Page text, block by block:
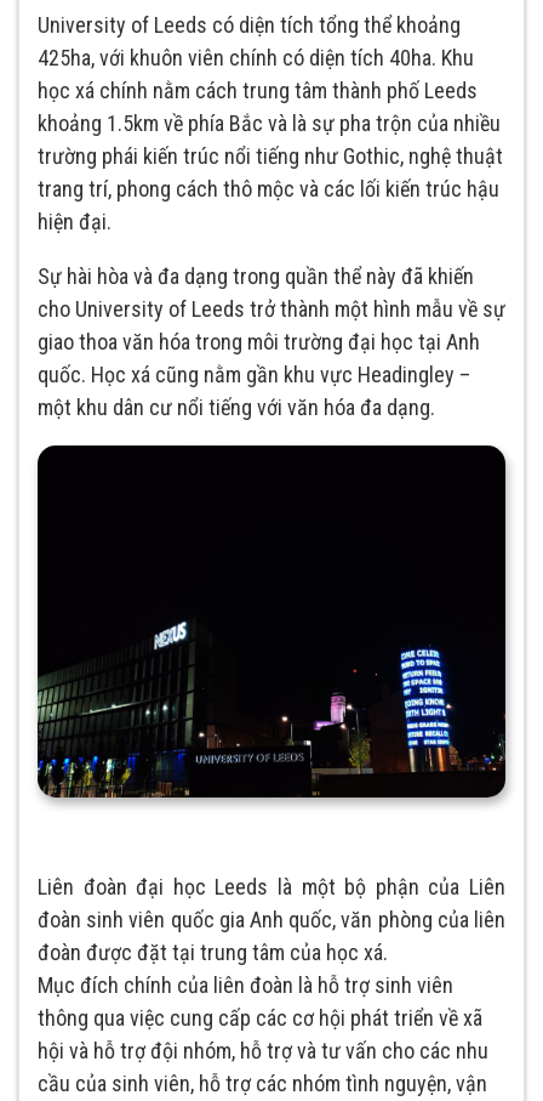
University of Leeds có diện tích tổng thể khoảng
425ha, với khuôn viên chính có diện tích 40ha. Khu
học xá chính nằm cách trung tâm thành phố Leeds
khoảng 1.5km về phía Bắc và là sự pha trộn của nhiều
trường phái kiến trúc nổi tiếng như Gothic, nghệ thuật
trang trí, phong cách thô mộc và các lối kiến trúc hậu
hiện đại.
Sự hài hòa và đa dạng trong quần thể này đã khiến
cho University of Leeds trở thành một hình mẫu về sự
giao thoa văn hóa trong môi trường đại học tại Anh
quốc. Học xá cũng nằm gần khu vực Headingley –
một khu dân cư nổi tiếng với văn hóa đa dạng.
Liên đoàn đại học Leeds là một bộ phận của Liên
đoàn sinh viên quốc gia Anh quốc, văn phòng của liên
đoàn được đặt tại trung tâm của học xá.
Mục đích chính của liên đoàn là hỗ trợ sinh viên
thông qua việc cung cấp các cơ hội phát triển về xã
hội và hỗ trợ đội nhóm, hỗ trợ và tư vấn cho các nhu
cầu của sinh viên, hỗ trợ các nhóm tình nguyện, vận